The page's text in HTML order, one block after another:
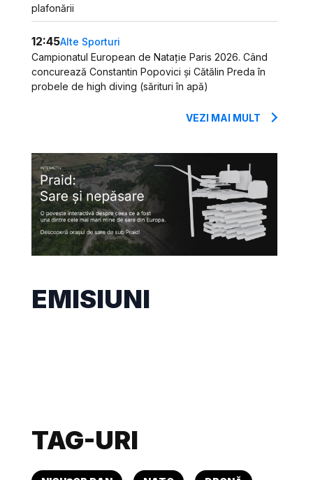
plafonării
12:45Alte Sporturi
Campionatul European de Natație Paris 2026. Când
concurează Constantin Popovici și Cătălin Preda în
probele de high diving (sărituri în apă)
VEZI MAI MULT
EMISIUNI
TAG-URI